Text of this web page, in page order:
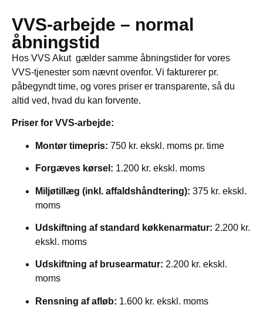
VVS-arbejde – normal
åbningstid
Hos VVS Akut gælder samme åbningstider for vores
VVS-tjenester som nævnt ovenfor. Vi fakturerer pr.
påbegyndt time, og vores priser er transparente, så du
altid ved, hvad du kan forvente.
Priser for VVS-arbejde:
Montør timepris: 750 kr. ekskl. moms pr. time
Forgæves kørsel: 1.200 kr. ekskl. moms
Miljøtillæg (inkl. affaldshåndtering): 375 kr. ekskl.
moms
Udskiftning af standard køkkenarmatur: 2.200 kr.
ekskl. moms
Udskiftning af brusearmatur: 2.200 kr. ekskl.
moms
Rensning af afløb: 1.600 kr. ekskl. moms